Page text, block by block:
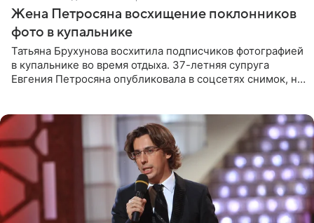
Жена Петросяна восхищение поклонников
фото в купальнике
Татьяна Брухунова восхитила подписчиков фотографией
в купальнике во время отдыха. 37-летняя супруга
Евгения Петросяна опубликовала в соцсетях снимок, на